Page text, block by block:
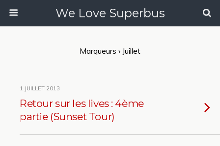
We Love Superbus
Marqueurs › Juillet
1 JUILLET 2013
Retour sur les lives : 4ème
partie (Sunset Tour)